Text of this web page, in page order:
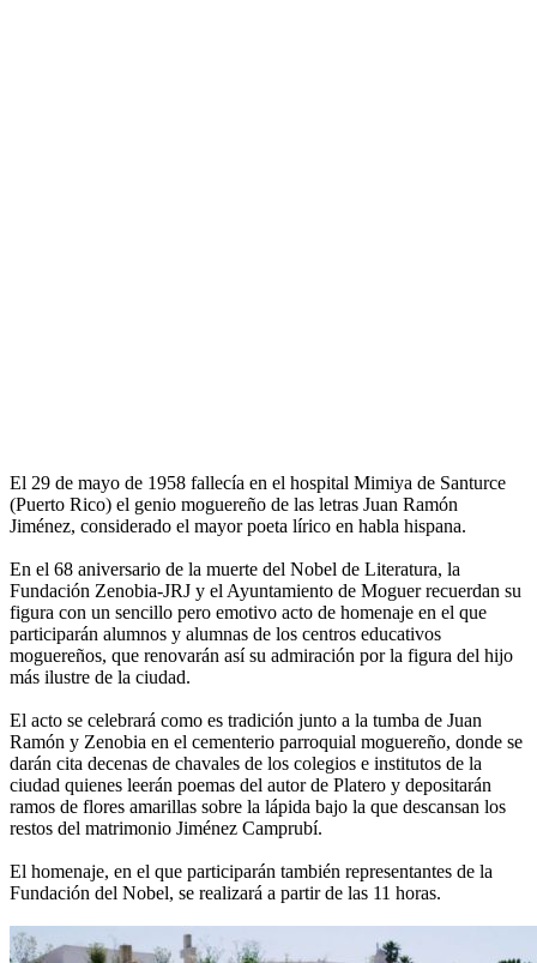
El 29 de mayo de 1958 fallecía en el hospital Mimiya de Santurce
(Puerto Rico) el genio moguereño de las letras Juan Ramón
Jiménez, considerado el mayor poeta lírico en habla hispana.
En el 68 aniversario de la muerte del Nobel de Literatura, la
Fundación Zenobia-JRJ y el Ayuntamiento de Moguer recuerdan su
figura con un sencillo pero emotivo acto de homenaje en el que
participarán alumnos y alumnas de los centros educativos
moguereños, que renovarán así su admiración por la figura del hijo
más ilustre de la ciudad.
El acto se celebrará como es tradición junto a la tumba de Juan
Ramón y Zenobia en el cementerio parroquial moguereño, donde se
darán cita decenas de chavales de los colegios e institutos de la
ciudad quienes leerán poemas del autor de Platero y depositarán
ramos de flores amarillas sobre la lápida bajo la que descansan los
restos del matrimonio Jiménez Camprubí.
El homenaje, en el que participarán también representantes de la
Fundación del Nobel, se realizará a partir de las 11 horas.